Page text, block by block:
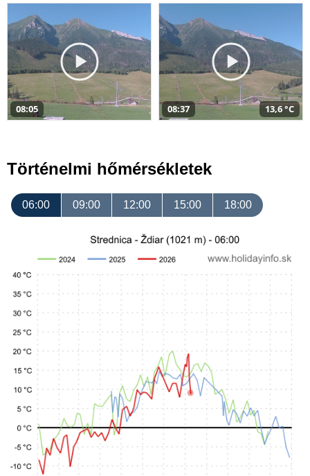
08:05 08:37 13,6 °C
Történelmi hőmérsékletek
06:00 09:00 12:00 15:00 18:00